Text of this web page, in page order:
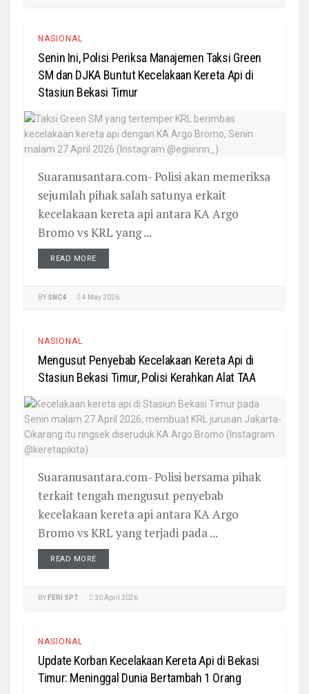
NASIONAL
Senin Ini, Polisi Periksa Manajemen Taksi Green
SM dan DJKA Buntut Kecelakaan Kereta Api di
Stasiun Bekasi Timur
Suaranusantara.com- Polisi akan memeriksa
sejumlah pihak salah satunya erkait
kecelakaan kereta api antara KA Argo
Bromo vs KRL yang ...
READ MORE
BY SNC4 4 May 2026
NASIONAL
Mengusut Penyebab Kecelakaan Kereta Api di
Stasiun Bekasi Timur, Polisi Kerahkan Alat TAA
Suaranusantara.com- Polisi bersama pihak
terkait tengah mengusut penyebab
kecelakaan kereta api antara KA Argo
Bromo vs KRL yang terjadi pada ...
READ MORE
BY FERI SPT 30 April 2026
NASIONAL
Update Korban Kecelakaan Kereta Api di Bekasi
Timur: Meninggal Dunia Bertambah 1 Orang